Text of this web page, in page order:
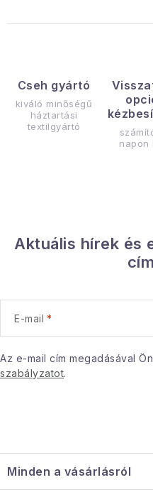
Cseh gyártó
kiváló minőségű
háztartási
textilgyártó
napon
Aktuális hírek és
E-mail
Az e-mail cím megadásával
szabályzatot.
á
bMinden a vásárlásról